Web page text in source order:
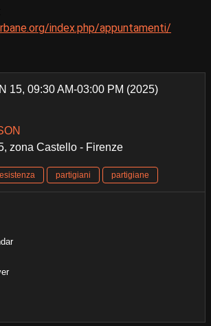
index.php/appuntamenti/
15, 09:30 AM-03:00 PM (2025)
zona Castello - Firenze
partigiani partigiane